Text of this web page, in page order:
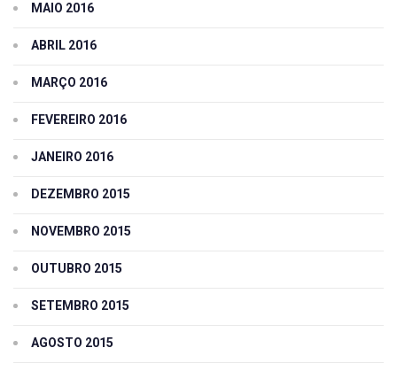
MAIO 2016
ABRIL 2016
MARÇO 2016
FEVEREIRO 2016
JANEIRO 2016
DEZEMBRO 2015
NOVEMBRO 2015
OUTUBRO 2015
SETEMBRO 2015
AGOSTO 2015